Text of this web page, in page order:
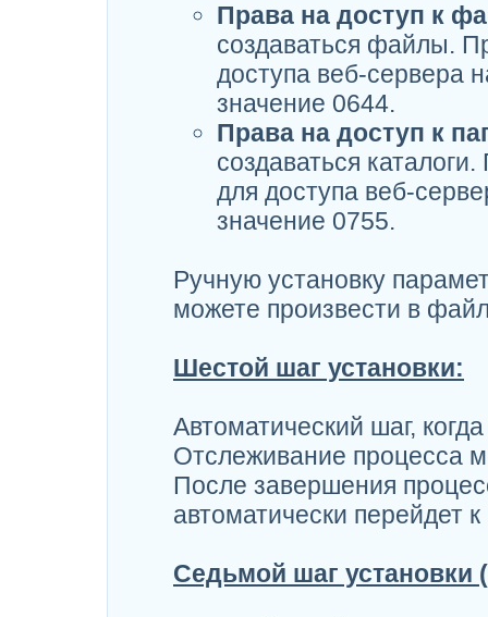
Права на доступ к
создаваться файлы.
доступа веб-сервера
значение 0644.
Права на доступ к
создаваться
для доступа веб-
значение 0755.
Ручную установку
можете произвести в
Шестой шаг установки:
Автоматический шаг,
Отслеживание процесса
После завершения
автоматически перейдет
Седьмой шаг установки